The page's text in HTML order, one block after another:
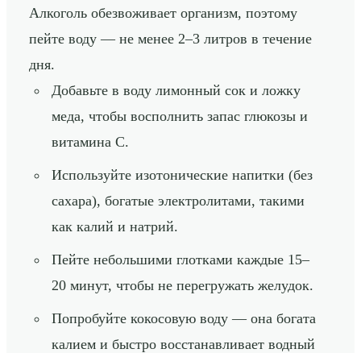
Алкоголь обезвоживает организм, поэтому
пейте воду — не менее 2–3 литров в течение
дня.
Добавьте в воду лимонный сок и ложку
меда, чтобы восполнить запас глюкозы и
витамина C.
Используйте изотонические напитки (без
сахара), богатые электролитами, такими
как калий и натрий.
Пейте небольшими глотками каждые 15–
20 минут, чтобы не перегружать желудок.
Попробуйте кокосовую воду — она богата
калием и быстро восстанавливает водный